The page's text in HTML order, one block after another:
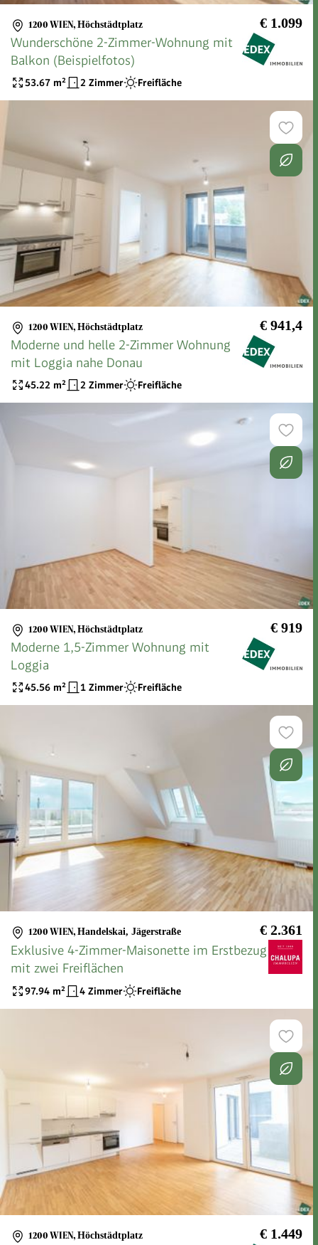
1200 WIEN, Höchstädtplatz € 1.099
Wunderschöne 2-Zimmer-Wohnung mit
Balkon (Beispielfotos)
53.67 m² 2 Zimmer Freifläche
1200 WIEN, Höchstädtplatz € 941,4
Moderne und helle 2-Zimmer Wohnung
mit Loggia nahe Donau
45.22 m² 2 Zimmer Freifläche
1200 WIEN, Höchstädtplatz € 919
Moderne 1,5-Zimmer Wohnung mit
Loggia
45.56 m² 1 Zimmer Freifläche
1200 WIEN, Handelskai, Jägerstraße € 2.361
Exklusive 4-Zimmer-Maisonette im Erstbezug
mit zwei Freiflächen
97.94 m² 4 Zimmer Freifläche
1200 WIEN, Höchstädtplatz € 1.449